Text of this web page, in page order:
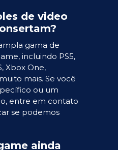
de video
gama de
incluindo PS5,
Xbox One,
mais. Se você
ou um
entre em contato
se podemos
ainda